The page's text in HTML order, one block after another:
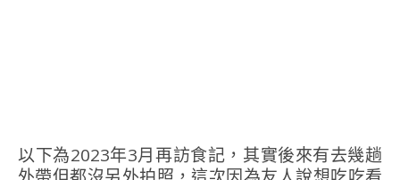
以下為2023年3月再訪食記，其實後來有去幾趟